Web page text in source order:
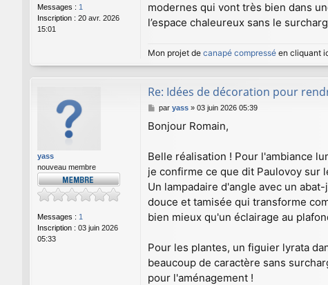
Messages : 1
Inscription : 20 avr. 2026
15:01
modernes qui vont très bien dans
l’espace chaleureux sans le
Mon projet de canapé compressé en cliquant
yass
nouveau membre
Messages : 1
Inscription : 03 juin 2026
05:33
Re: Idées de décoration pour
M
s
g
e
par yass» 03 juin 2026 05:39
Bonjour Romain,
Belle réalisation ! Pour l'ambiance
je confirme ce que dit Paulovoy sur
Un lampadaire d'angle avec un
douce et tamisée qui transforme
bien mieux qu'un éclairage au
Pour les plantes, un figuier lyrata
beaucoup de caractère sans
pour l'aménagement !